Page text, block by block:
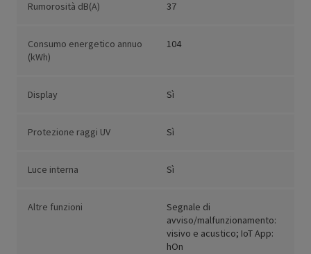
Rumorosità dB(A) 37
Consumo energetico annuo
(kWh)
104
Display Sì
Protezione raggi UV Sì
Luce interna Sì
Altre funzioni
Segnale di
avviso/malfunzionamento:
visivo e acustico; IoT App:
hOn